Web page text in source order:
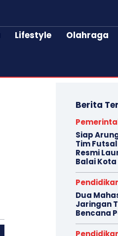
Lifestyle Olahraga
Berita
Siap
Tim
Resmi
Balai Kota
Dua
Jaringan
Bencana